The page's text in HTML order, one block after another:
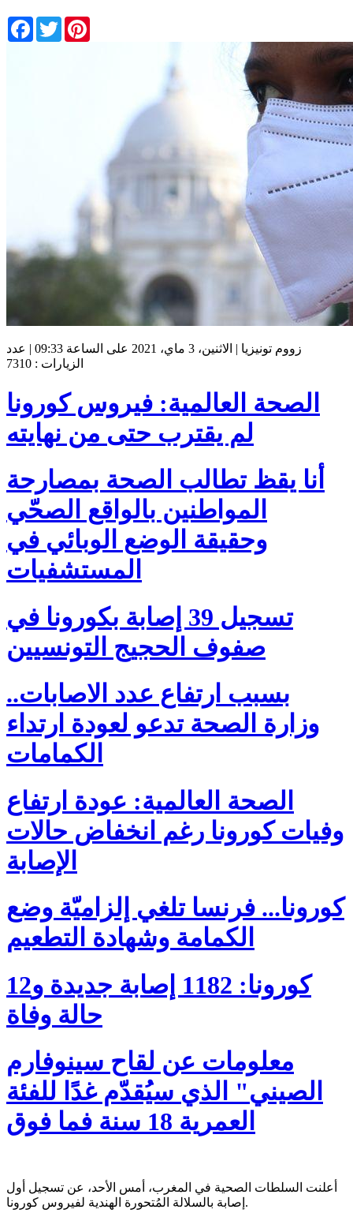
Facebook
Twitter
زووم تونيزيا | الاثنين، 3 ماي، 2021 على الساعة 09:33 | عدد
الزيارات : 7310
الصحة العالمية: فيروس كورونا
لم يقترب حتى من نهايته
أنا يقظ تطالب الصحة بمصارحة
المواطنين بالواقع الصحّي
وحقيقة الوضع الوبائي في
المستشفيات
تسجيل 39 إصابة بكورونا في
صفوف الحجيج التونسيين
بسبب ارتفاع عدد الاصابات..
وزارة الصحة تدعو لعودة ارتداء
الكمامات
الصحة العالمية: عودة ارتفاع
وفيات كورونا رغم انخفاض حالات
الإصابة
كورونا... فرنسا تلغي إلزاميّة وضع
الكمامة وشهادة التطعيم
كورونا: 1182 إصابة جديدة و12
حالة وفاة
معلومات عن لقاح سينوفارم
الصيني" الذي سيُقدّم غدًا للفئة
العمرية 18 سنة فما فوق
أعلنت السلطات الصحية في المغرب، أمس الأحد، عن تسجيل أول
إصابة بالسلالة المُتحورة الهندية لفيروس كورونا.